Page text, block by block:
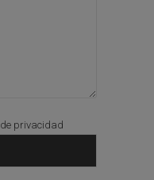
leave this field empty.
privacidad